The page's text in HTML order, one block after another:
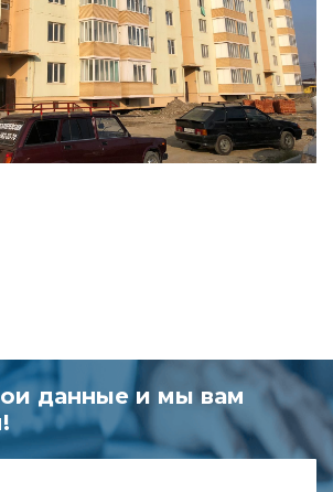
данные и мы вам